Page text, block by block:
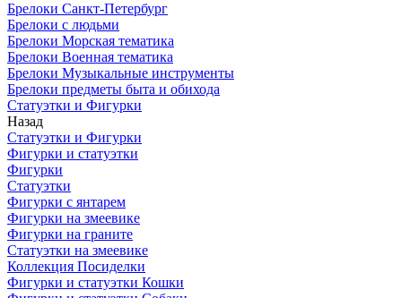
Брелоки Санкт-Петербург
Брелоки с людьми
Брелоки Морская тематика
Брелоки Военная тематика
Брелоки Музыкальные инструменты
Брелоки предметы быта и обихода
Статуэтки и Фигурки
Назад
Статуэтки и Фигурки
Фигурки и статуэтки
Фигурки
Статуэтки
Фигурки с янтарем
Фигурки на змеевике
Фигурки на граните
Статуэтки на змеевике
Коллекция Посиделки
Фигурки и статуэтки Кошки